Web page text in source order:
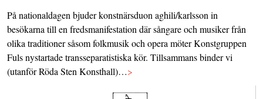
På nationaldagen bjuder konstnärsduon aghili/karlsson in
besökarna till en fredsmanifestation där sångare och musiker från
olika traditioner såsom folkmusik och opera möter Konstgruppen
Fuls nystartade transseparatistiska kör. Tillsammans binder vi
(utanför Röda Sten Konsthall)…>